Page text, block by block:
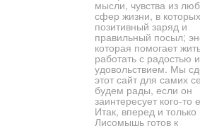
мысли, чувства из
сфер жизни, в
позитивный заряд и
правильный посыл;
которая помогает
работать с радостью и
удовольствием. Мы
этот сайт для самих
будем рады, если он
заинтересует кого-то
Итак, вперед и
Лисомышь готов к